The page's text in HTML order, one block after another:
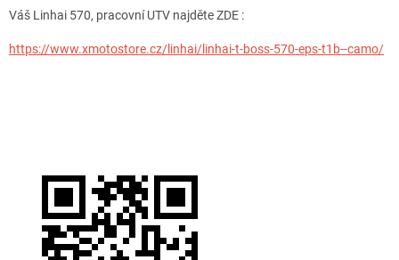
Váš Linhai 570, pracovní UTV najděte ZDE :
https://www.xmotostore.cz/linhai/linhai-t-boss-570-eps-t1b--camo/